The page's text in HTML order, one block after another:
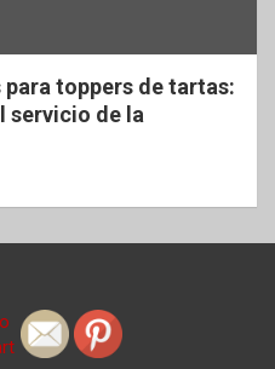
toppers de tartas:
servicio de la